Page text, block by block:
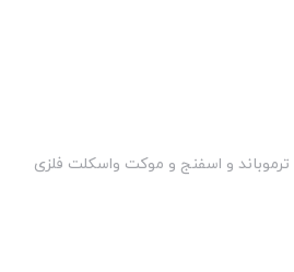
ترموباند و اسفنج و موکت واسکلت فلزی